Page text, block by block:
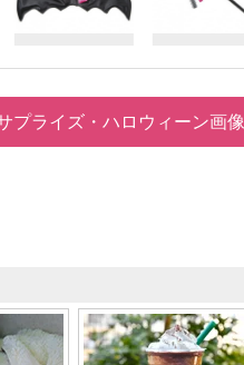
プライズ・ハロウィーン画